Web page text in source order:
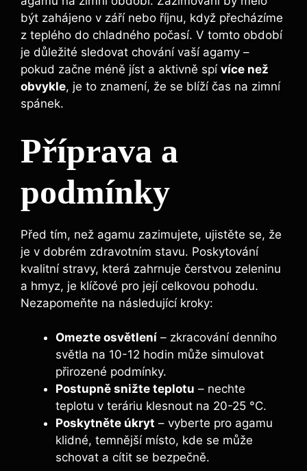
být zahájeno v září nebo říjnu, když přecházíme
z teplého do chladného počasí. V tomto období
je důležité sledovat chování vaší agamy –
pokud začne méně jíst a aktivně spí více než
obvykle, je to znamení, že se blíží čas na zimní
spánek.
Příprava a
podmínky
Před tím, než agamu zazimujete, ujistěte se, že
je v dobrém zdravotním stavu. Poskytování
kvalitní stravy, která zahrnuje čerstvou zeleninu
a hmyz, je klíčové pro její celkovou pohodu.
Nezapomeňte na následující kroky:
Omezte osvětlení – zkracování denního
světla na 10-12 hodin může simulovat
přirozené podmínky.
Postupně snižte teplotu – nechte
teplotu v teráriu klesnout na 20-25 °C.
Poskytněte úkryt – vyberte pro agamu
klidné, temnější místo, kde se může
schovat a cítit se bezpečně.